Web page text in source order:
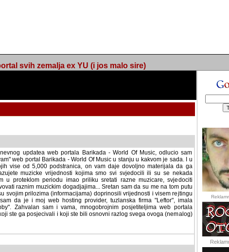
svih zemalja ex YU (i jos malo sire)
updatea web portala Barikada - World Of Music, odlucio sam
web portal Barikada - World Of Music u stanju u kakvom je sada. I u
vise od 5,000 podstranica, on vam daje dovoljno materijala da ga
muzicke vrijednosti kojima smo svi svjedocili ili su se nekada desile.
periodu imao priliku sretati razne muzicare, svjedociti njihovim
muzickim dogadjajima... Sretan sam da su me na tom putu pratili
prilozima (informacijama) doprinosili vrijednosti i visem rejtingu ovog
da je i moj web hosting provider, tuzlanska firma "Leftor", imala
Zahvalan sam i vama, mnogobrojnim posjetiteljima web portala
ste ga posjecivali i koji ste bili osnovni razlog svega ovoga (nemalog)